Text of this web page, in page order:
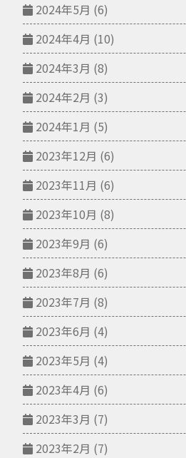
2024年5月 (6)
2024年4月 (10)
2024年3月 (8)
2024年2月 (3)
2024年1月 (5)
2023年12月 (6)
2023年11月 (6)
2023年10月 (8)
2023年9月 (6)
2023年8月 (6)
2023年7月 (8)
2023年6月 (4)
2023年5月 (4)
2023年4月 (6)
2023年3月 (7)
2023年2月 (7)